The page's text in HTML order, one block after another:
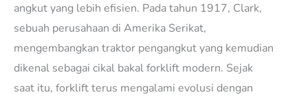
angkut yang lebih efisien. Pada tahun 1917, Clark,
sebuah perusahaan di Amerika Serikat,
mengembangkan traktor pengangkut yang kemudian
dikenal sebagai cikal bakal forklift modern. Sejak
saat itu, forklift terus mengalami evolusi dengan